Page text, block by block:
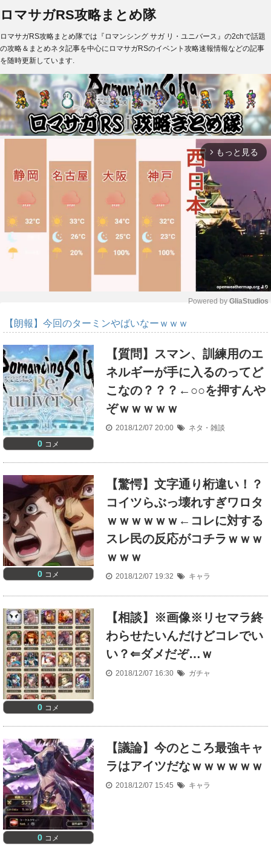
ロマサガRS攻略まとめ隊
ロマサガRS攻略まとめ隊では『ロマンシング サガ リ・ユニバース』の2chで話題
の攻略＆まとめネタ記事を中心にロマサガRSのイベント攻略速報情報などの記事
を随時更新しています.
arrow_forward_ios もっと見る
t
e
Powered by GliaStudios
【朗報】今回のターミンやばいなーｗｗｗ
0 コメ
【質問】スマン、訓練用のエ
ネルギーが手に入るのってど
こなの？？？←○○を押すんや
ぞｗｗｗｗｗ
2018/12/07 20:00 ネタ・雑談
0 コメ
【驚愕】文字通り桁違い！？
コイツらぶっ壊れすぎワロタ
ｗｗｗｗｗｗ←コレに対する
スレ民の反応がコチラｗｗｗ
ｗｗｗ
2018/12/07 19:32 キャラ
0 コメ
【相談】※画像※リセマラ終
わらせたいんだけどコレでい
い？⇐ダメだぞ…ｗ
2018/12/07 16:30 ガチャ
0 コメ
【議論】今のところ最強キャ
ラはアイツだなｗｗｗｗｗｗ
2018/12/07 15:45 キャラ